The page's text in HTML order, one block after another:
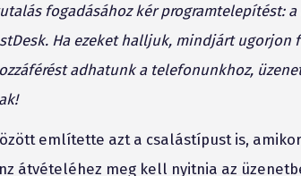
fogadásához kér programtelepítést:
Ha ezeket halljuk, mindjárt
adhatunk a telefonunkhoz,
említette azt a csalástípust is,
átvételéhez meg kell nyitnia az